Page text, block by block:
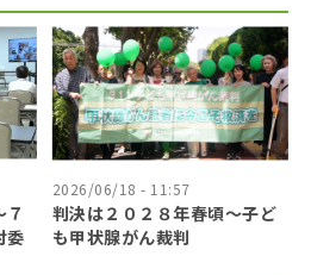
委
2026/06/18 - 11:57
判決は２０２８年春頃〜子ど
も甲状腺がん裁判